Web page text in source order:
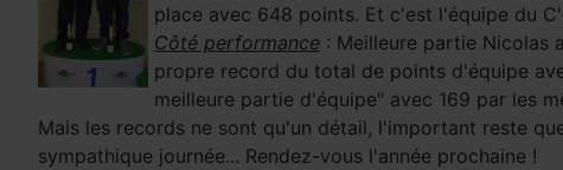
place avec 648 points. Et c'est l'équipe du
Côté performance : Meilleure partie Nicolas
propre record du total de points d'équipe
meilleure partie d'équipe" avec 169 par les
Mais les records ne sont qu'un détail, l'important reste
sympathique journée... Rendez-vous l'année prochaine !